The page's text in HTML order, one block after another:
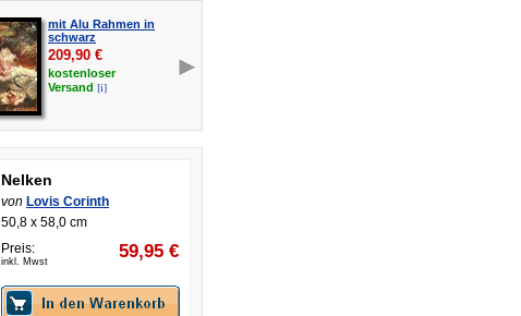
mit Alu Rahmen in
schwarz
209,90 €
kostenloser
Versand [i]
Nelken
von Lovis Corinth
50,8 x 58,0 cm
Preis:
inkl. Mwst 59,95 €